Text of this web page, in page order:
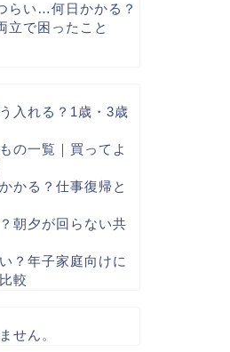
らい…何日かかる？
立で困ったこと
入れる？1歳・3歳
の一覧｜買ってよ
かる？仕事復帰と
朝夕が回らない共
？年子家庭向けに
較
せん。